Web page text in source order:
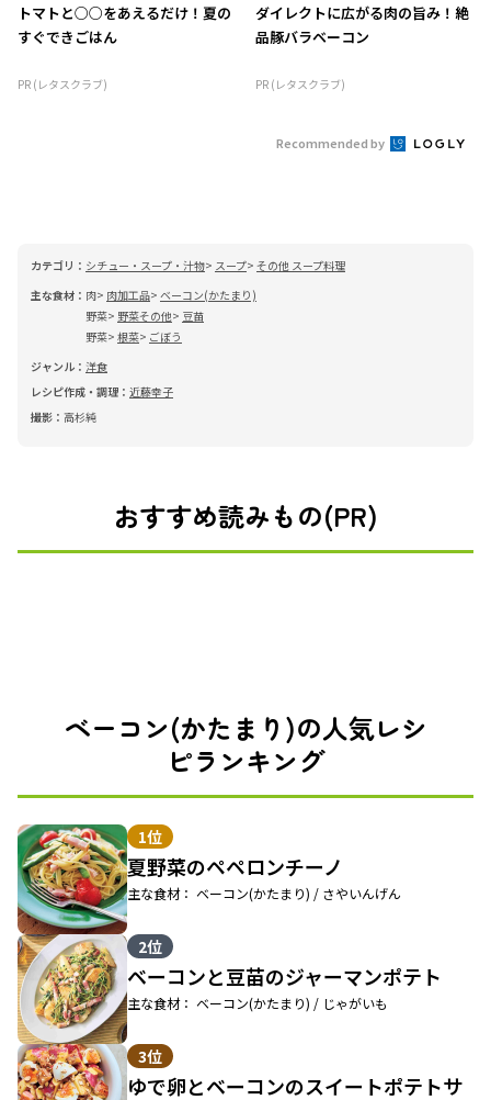
トマトと○○をあえるだけ！夏の
すぐできごはん
PR (レタスクラブ)
ダイレクトに広がる肉の旨み！絶
品豚バラベーコン
PR (レタスクラブ)
Recommended by
カテゴリ： シチュー・スープ・汁物 スープ その他 スープ料理
主な食材： 肉 肉加工品 ベーコン(かたまり)
野菜
野菜その他
豆苗
野菜 根菜
ごぼう
ジャンル： 洋食
レシピ作成・調理： 近藤幸子
撮影： 高杉純
おすすめ読みもの(PR)
ベーコン(かたまり)の人気レシ
ピランキング
1位
夏野菜のペペロンチーノ
主な食材： ベーコン(かたまり) / さやいんげん
2位
ベーコンと豆苗のジャーマンポテト
主な食材： ベーコン(かたまり) / じゃがいも
3位
ゆで卵とベーコンのスイートポテトサ